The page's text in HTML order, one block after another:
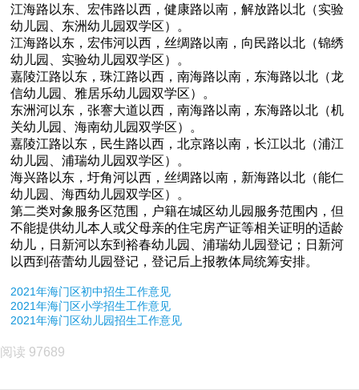
江海路以东、宏伟路以西，健康路以南，解放路以北（实验
幼儿园、东洲幼儿园双学区）。
江海路以东，宏伟河以西，丝绸路以南，向民路以北（锦绣
幼儿园、实验幼儿园双学区）。
嘉陵江路以东，珠江路以西，南海路以南，东海路以北（龙
信幼儿园、雅居乐幼儿园双学区）。
东洲河以东，张謇大道以西，南海路以南，东海路以北（机
关幼儿园、海南幼儿园双学区）。
嘉陵江路以东，民生路以西，北京路以南，长江以北（浦江
幼儿园、浦瑞幼儿园双学区）。
海兴路以东，圩角河以西，丝绸路以南，新海路以北（能仁
幼儿园、海西幼儿园双学区）。
第二类对象服务区范围，户籍在城区幼儿园服务范围内，但
不能提供幼儿本人或父母亲的住宅房产证等相关证明的适龄
幼儿，日新河以东到裕春幼儿园、浦瑞幼儿园登记；日新河
以西到蓓蕾幼儿园登记，登记后上报教体局统筹安排。
2021年海门区初中招生工作意见
2021年海门区小学招生工作意见
2021年海门区幼儿园招生工作意见
阅读 97689